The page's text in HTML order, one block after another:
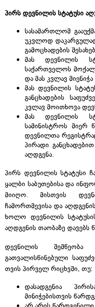
პირს დევნილის სტატუსი
სასამართლომ
უკვლოდ
გამოცხადების
მას დევნილის
საქართველოს
და მას კვლავ
მას დევნილის
განცხადების
კვლავ მოითხოვა
მას დევნილის
სამინისტროს მიერ
დევნილთა
პირადი
აღდგენა.
პირს დევნილის სტატუსი
ყალბი საბუთებისა და
მიიღო. მისთვის
ჩამორთმევისა და
ხოლო დევნილის
აღდგენის თაობაზე დავებს
დევნილის
გათვალისწინებული
თვის პირველ რიცხვში, თუ:
დასადგენია
მინიჭებისთვის